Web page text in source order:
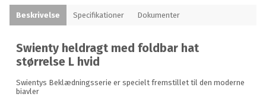
Beskrivelse Specifikationer Dokumenter
Swienty heldragt med foldbar hat
størrelse L hvid
Swientys Beklædningsserie er specielt fremstillet til den moderne
biavler